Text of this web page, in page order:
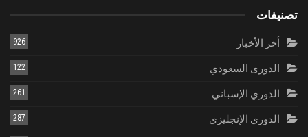
تصنيفات
أخر الأخبار 926
الدورى السعودي 122
الدوري الإسباني 261
الدوري الإنجليزي 287